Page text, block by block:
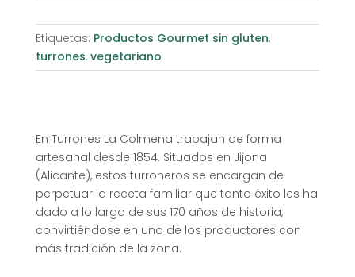
Etiquetas: Productos Gourmet sin gluten,
turrones, vegetariano
En Turrones La Colmena trabajan de forma
artesanal desde 1854. Situados en Jijona
(Alicante), estos turroneros se encargan de
perpetuar la receta familiar que tanto éxito les ha
dado a lo largo de sus 170 años de historia,
convirtiéndose en uno de los productores con
más tradición de la zona.